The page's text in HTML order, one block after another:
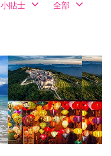
小貼士 全部